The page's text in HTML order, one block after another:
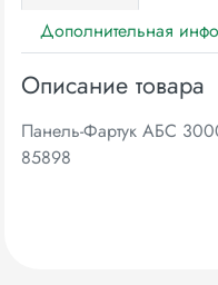
Дополнительная
Описание товара
Панель-Фартук АБС
85898